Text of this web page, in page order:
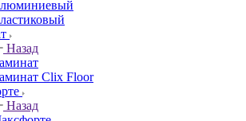
Назад
Clix Floor
Назад